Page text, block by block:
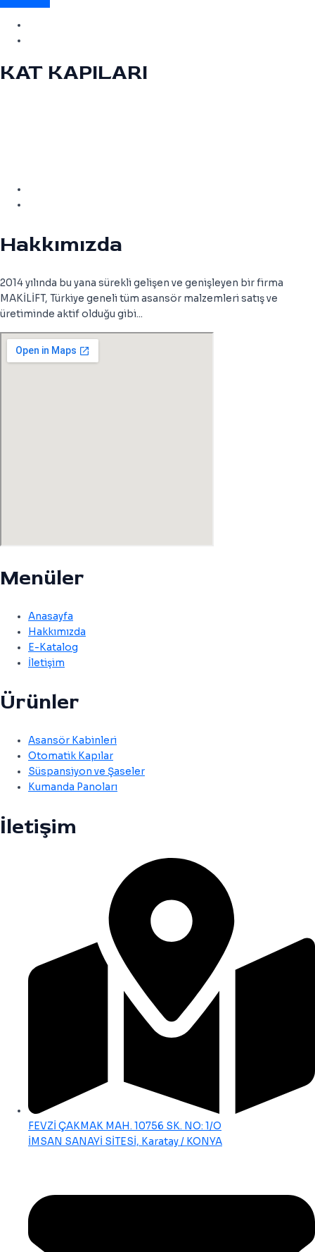
KAT KAPILARI
Hakkımızda
2014 yılında bu yana sürekli gelişen ve genişleyen bir firma
MAKİLİFT, Türkiye geneli tüm asansör malzemleri satış ve
üretiminde aktif olduğu gibi...
Menüler
Anasayfa
Hakkımızda
E-Katalog
İletişim
Ürünler
Asansör Kabinleri
Otomatik Kapılar
Süspansiyon ve Şaseler
Kumanda Panoları
İletişim
FEVZİ ÇAKMAK MAH. 10756 SK. NO: 1/O
İMSAN SANAYİ SİTESİ, Karatay / KONYA